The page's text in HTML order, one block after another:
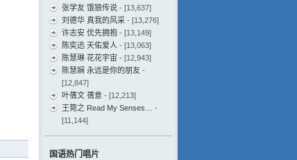
张学友 饿狼传说 - [13,637]
刘德华 真我的风采 - [13,276]
许志安 优先拥抱 - [13,149]
陈奕迅 天佑爱人 - [13,063]
陈慧琳 花花宇宙 - [12,943]
陈慧娴 永远是你的朋友 -
[12,847]
叶蒨文 蒨意 - [12,213]
王菀之 Read My Senses…
-
[11,144]
国语热门唱片